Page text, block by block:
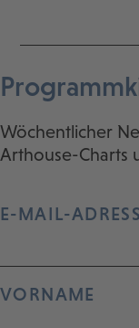
Wöchentlicher
Arthouse-Charts
E-MAIL-
VORNAME